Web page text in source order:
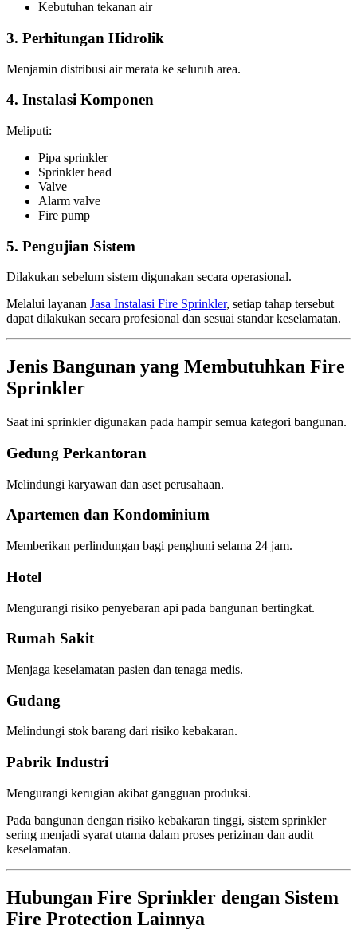
Kebutuhan tekanan air
3. Perhitungan Hidrolik
Menjamin distribusi air merata ke seluruh area.
4. Instalasi Komponen
Meliputi:
Pipa sprinkler
Sprinkler head
Valve
Alarm valve
Fire pump
5. Pengujian Sistem
Dilakukan sebelum sistem digunakan secara operasional.
Melalui layanan Jasa Instalasi Fire Sprinkler, setiap tahap tersebut
dapat dilakukan secara profesional dan sesuai standar keselamatan.
Jenis Bangunan yang Membutuhkan Fire
Sprinkler
Saat ini sprinkler digunakan pada hampir semua kategori bangunan.
Gedung Perkantoran
Melindungi karyawan dan aset perusahaan.
Apartemen dan Kondominium
Memberikan perlindungan bagi penghuni selama 24 jam.
Hotel
Mengurangi risiko penyebaran api pada bangunan bertingkat.
Rumah Sakit
Menjaga keselamatan pasien dan tenaga medis.
Gudang
Melindungi stok barang dari risiko kebakaran.
Pabrik Industri
Mengurangi kerugian akibat gangguan produksi.
Pada bangunan dengan risiko kebakaran tinggi, sistem sprinkler
sering menjadi syarat utama dalam proses perizinan dan audit
keselamatan.
Hubungan Fire Sprinkler dengan Sistem
Fire Protection Lainnya